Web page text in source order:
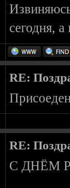
сегодня,
RE:
RE:
С ДНЁМ